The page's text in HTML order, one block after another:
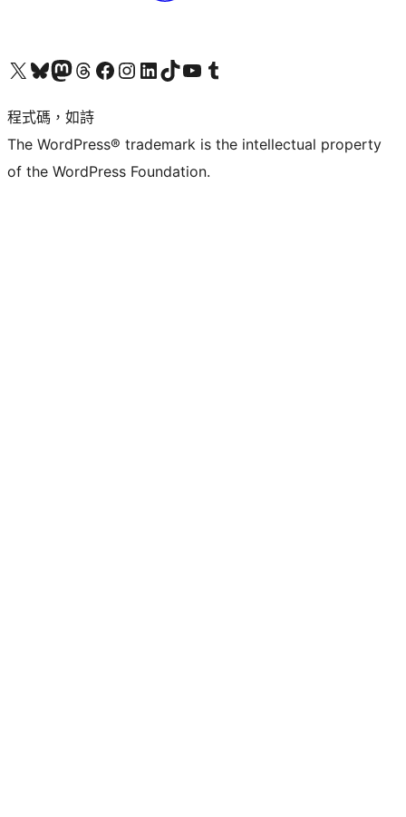
查看我們的 X (之前的 Twitter) 帳號造訪我們的 Bluesky 帳號造訪我們的 Mastodon 帳號造訪我們的 Threads 帳號 造訪我們的 Facebook 粉絲專頁Visit our Instagram account
Visit our LinkedIn account
造訪我們的 TikTok 帳號Visit our YouTube channel
造訪我們的 Tumblr 帳號
程式碼，如詩
The WordPress® trademark is the intellectual property
of the WordPress Foundation.